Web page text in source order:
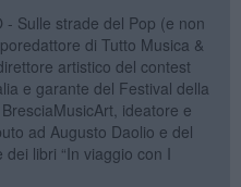
- Sulle strade del Pop (e non
di Tutto Musica &
artistico del contest
e garante del Festival della
ideatore e
ad Augusto Daolio e del
libri “In viaggio con I